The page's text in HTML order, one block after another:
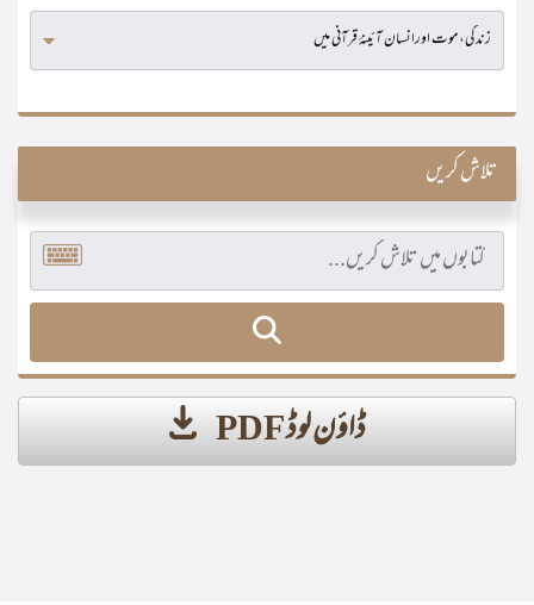
تلاش کریں
ڈاؤن لوڈ PDF